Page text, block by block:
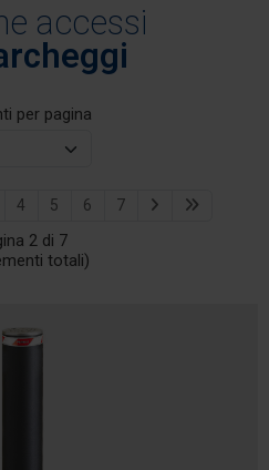
accessi
per pagina
4 5 6 7
2 di 7
totali)